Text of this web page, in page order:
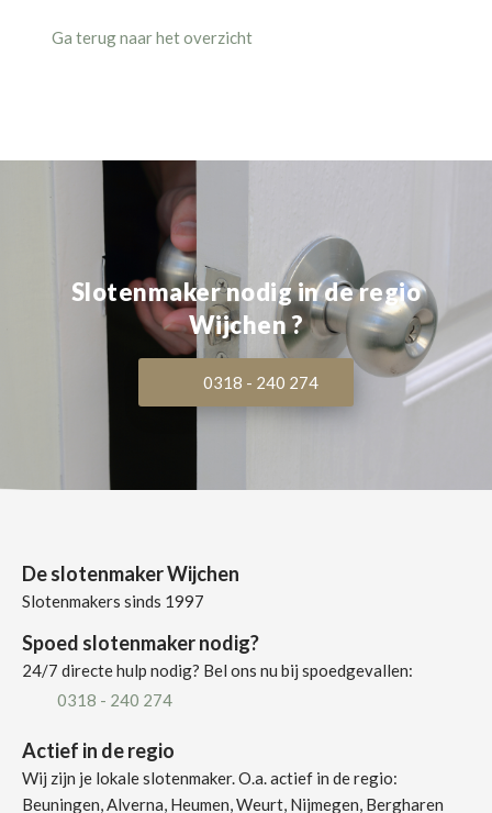
Ga terug naar het overzicht
Slotenmaker nodig in de regio
Wijchen ?
0318 - 240 274
De slotenmaker Wijchen
Slotenmakers sinds 1997
Spoed slotenmaker nodig?
24/7 directe hulp nodig? Bel ons nu bij spoedgevallen:
0318 - 240 274
Actief in de regio
Wij zijn je lokale slotenmaker. O.a. actief in de regio:
Beuningen, Alverna, Heumen, Weurt, Nijmegen, Bergharen